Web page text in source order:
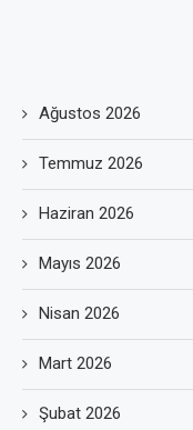
Ağustos 2026
Temmuz 2026
Haziran 2026
Mayıs 2026
Nisan 2026
Mart 2026
Şubat 2026